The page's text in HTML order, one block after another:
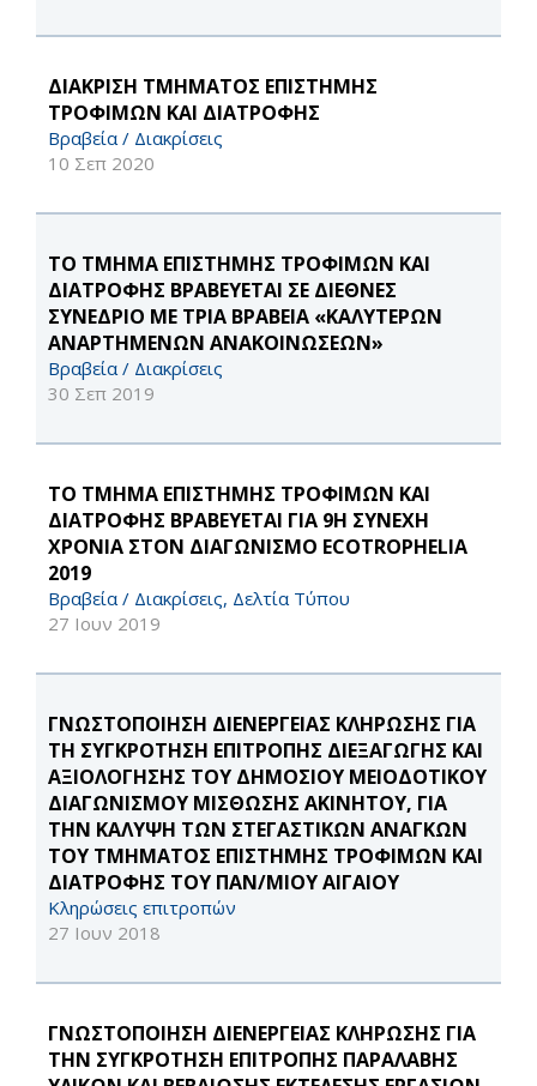
ΔΙΑΚΡΙΣΗ ΤΜΗΜΑΤΟΣ ΕΠΙΣΤΗΜΗΣ
ΤΡΟΦΙΜΩΝ ΚΑΙ ΔΙΑΤΡΟΦΗΣ
Βραβεία / Διακρίσεις
10 Σεπ 2020
ΤΟ ΤΜΗΜΑ ΕΠΙΣΤΗΜΗΣ ΤΡΟΦΙΜΩΝ ΚΑΙ
ΔΙΑΤΡΟΦΗΣ ΒΡΑΒΕΥΕΤΑΙ ΣΕ ΔΙΕΘΝΕΣ
ΣΥΝΕΔΡΙΟ ME ΤΡΙΑ ΒΡΑΒΕΙΑ «ΚΑΛΥΤΕΡΩΝ
ΑΝΑΡΤΗΜΕΝΩΝ ΑΝΑΚΟΙΝΩΣΕΩΝ»
Βραβεία / Διακρίσεις
30 Σεπ 2019
ΤΟ ΤΜΗΜΑ ΕΠΙΣΤΗΜΗΣ ΤΡΟΦΙΜΩΝ ΚΑΙ
ΔΙΑΤΡΟΦΗΣ ΒΡΑΒΕΥΕΤΑΙ ΓΙΑ 9Η ΣΥΝΕΧΗ
ΧΡΟΝΙΑ ΣΤΟΝ ΔΙΑΓΩΝΙΣΜΟ ECOTROPHELIA
2019
Βραβεία / Διακρίσεις, Δελτία Τύπου
27 Ιουν 2019
ΓΝΩΣΤΟΠΟΙΗΣΗ ΔΙΕΝΕΡΓΕΙΑΣ ΚΛΗΡΩΣΗΣ ΓΙΑ
ΤΗ ΣΥΓΚΡΟΤΗΣΗ ΕΠΙΤΡΟΠΗΣ ΔΙΕΞΑΓΩΓΗΣ ΚΑΙ
ΑΞΙΟΛΟΓΗΣΗΣ ΤΟΥ ΔΗΜΟΣΙΟΥ ΜΕΙΟΔΟΤΙΚΟΥ
ΔΙΑΓΩΝΙΣΜΟΥ ΜΙΣΘΩΣΗΣ ΑΚΙΝΗΤΟΥ, ΓΙΑ
ΤΗΝ ΚΑΛΥΨΗ ΤΩΝ ΣΤΕΓΑΣΤΙΚΩΝ ΑΝΑΓΚΩΝ
ΤΟΥ ΤΜΗΜΑΤΟΣ ΕΠΙΣΤΗΜΗΣ ΤΡΟΦΙΜΩΝ ΚΑΙ
ΔΙΑΤΡΟΦΗΣ ΤΟΥ ΠΑΝ/ΜΙΟΥ ΑΙΓΑΙΟΥ
Κληρώσεις επιτροπών
27 Ιουν 2018
ΓΝΩΣΤΟΠΟΙΗΣΗ ΔΙΕΝΕΡΓΕΙΑΣ ΚΛΗΡΩΣΗΣ ΓΙΑ
ΤΗΝ ΣΥΓΚΡΟΤΗΣΗ ΕΠΙΤΡΟΠΗΣ ΠΑΡΑΛΑΒΗΣ